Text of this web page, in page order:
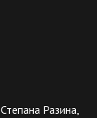
Разина,